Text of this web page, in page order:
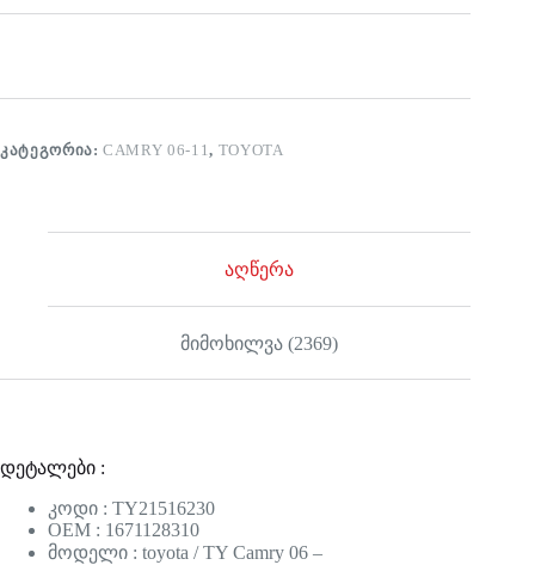
ᲙᲐᲢᲔᲒᲝᲠᲘᲐ:CAMRY 06-11, TOYOTA
აღწერა
მიმოხილვა (2369)
დეტალები :
კოდი : TY21516230
OEM : 1671128310
მოდელი : toyota / TY Camry 06 –